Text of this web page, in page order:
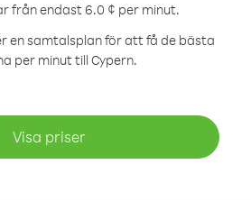
från endast 6.0 ¢ per minut.
en samtalsplan för att få de bästa
per minut till Cypern.
Visa priser